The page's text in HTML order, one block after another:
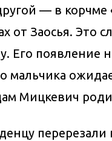
— в корчме
от Заосья. Это
Его появление
мальчика
Мицкевич